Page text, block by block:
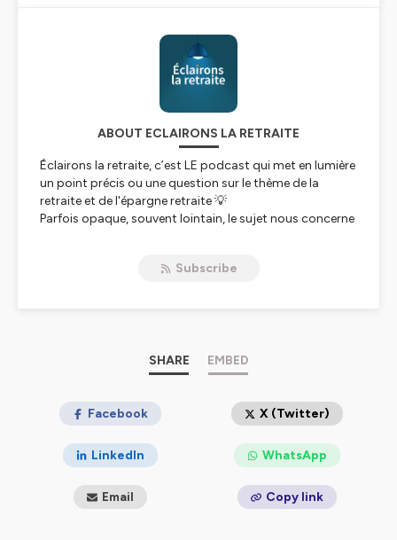
ABOUT ECLAIRONS LA RETRAITE
Éclairons la retraite, c’est LE podcast qui met en lumière
un point précis ou une question sur le thème de la
retraite et de l'épargne retraite 💡
Parfois opaque, souvent lointain, le sujet nous concerne
sont les enjeux ? Comment bien se préparer à cette
En savoir plus sur notre expertise épargne/retraite.
Hébergé par Ausha. Visitez
ausha.co/politique-de-
confidentialitepour plus d'informations.
Subscribe
SHARE EMBED
Facebook X (Twitter)
LinkedIn WhatsApp
Email Copy link